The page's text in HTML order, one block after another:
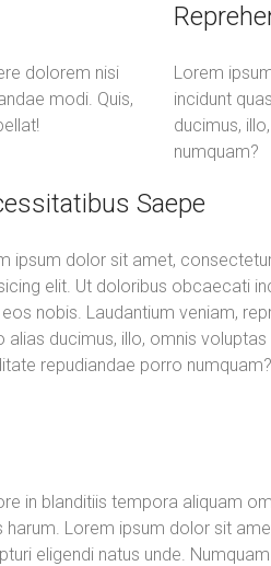
dolorem nisi
modi. Quis,
Lorem
incidunt
ducimus,
numquam?
Saepe
ipsum dolor sit amet,
elit. Ut doloribus obcaecati
nobis. Laudantium veniam,
alias ducimus, illo, omnis
repudiandae porro numquam?
in blanditiis tempora aliquam
Lorem ipsum dolor sit
eligendi natus unde.